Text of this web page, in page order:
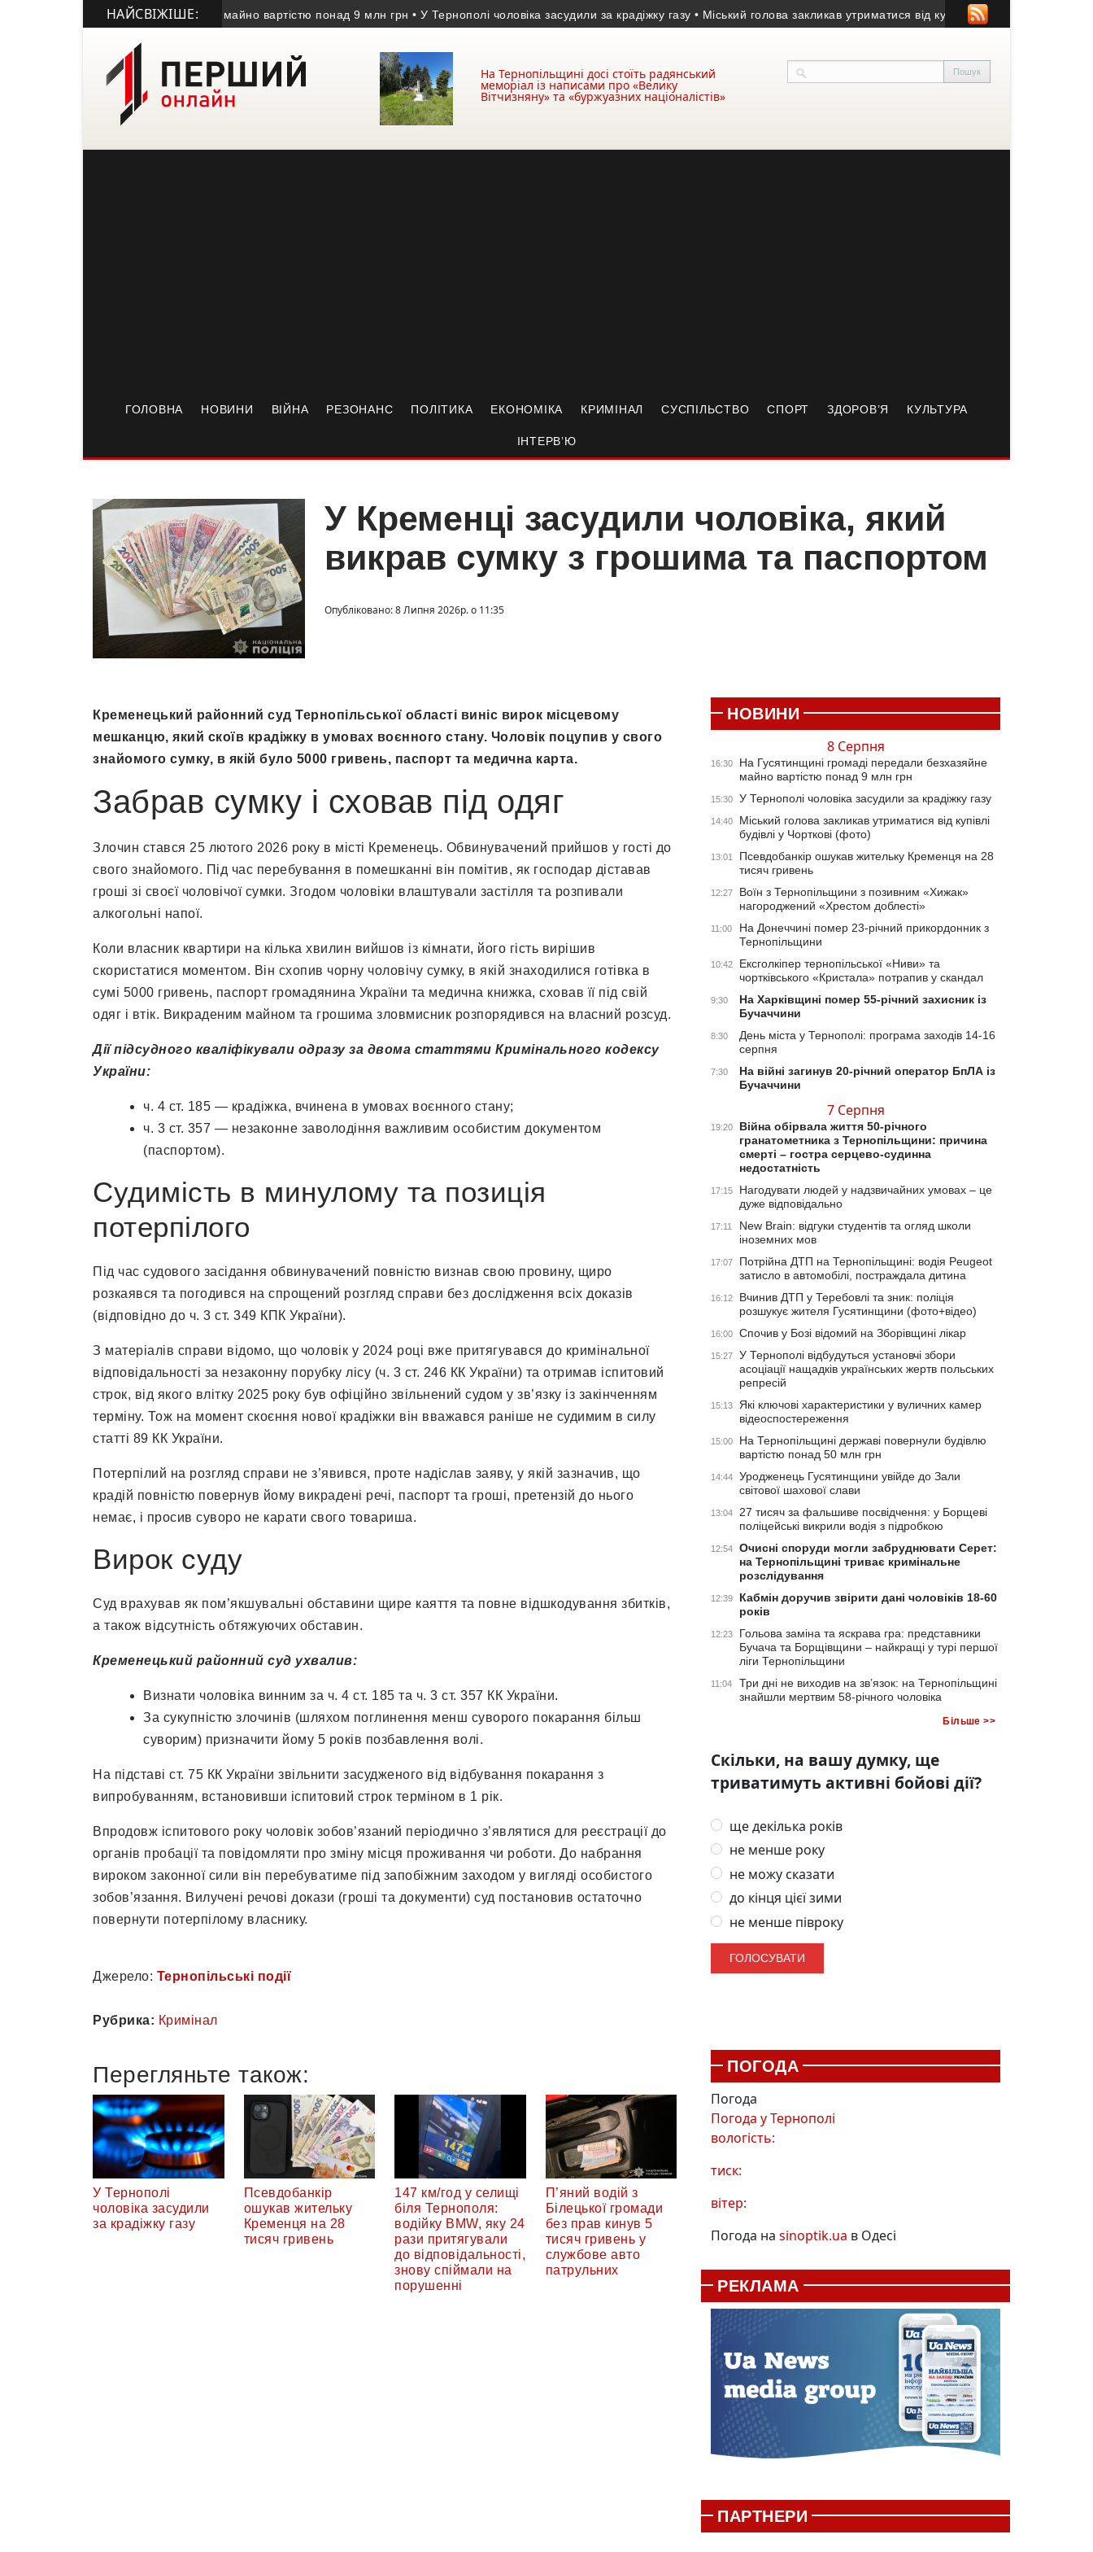
НАЙСВІЖІШЕ:
громаді передали безхазяйне майно вартістю понад 9 млн грн • У Тернополі чоловіка засудили за крадіжку газу • Міський голова закликав утриматися від купівлі будівлі у Чорткові (фото)
На Тернопільщині досі стоїть радянський
меморіал із написами про «Велику
Вітчизняну» та «буржуазних націоналістів»
ГОЛОВНА НОВИНИ ВІЙНА РЕЗОНАНС ПОЛІТИКА ЕКОНОМІКА КРИМІНАЛ СУСПІЛЬСТВО СПОРТ ЗДОРОВ’Я КУЛЬТУРА
ІНТЕРВ’Ю
У Кременці засудили чоловіка, який
викрав сумку з грошима та паспортом
Опубліковано: 8 Липня 2026р. о 11:35
Кременецький районний суд Тернопільської області виніс вирок місцевому
мешканцю, який скоїв крадіжку в умовах воєнного стану. Чоловік поцупив у свого
знайомого сумку, в якій було 5000 гривень, паспорт та медична карта.
Забрав сумку і сховав під одяг
Злочин стався 25 лютого 2026 року в місті Кременець. Обвинувачений прийшов у гості до
свого знайомого. Під час перебування в помешканні він помітив, як господар діставав
гроші зі своєї чоловічої сумки. Згодом чоловіки влаштували застілля та розпивали
алкогольні напої.
Коли власник квартири на кілька хвилин вийшов із кімнати, його гість вирішив
скористатися моментом. Він схопив чорну чоловічу сумку, в якій знаходилися готівка в
сумі 5000 гривень, паспорт громадянина України та медична книжка, сховав її під свій
одяг і втік. Викраденим майном та грошима зловмисник розпорядився на власний розсуд.
Дії підсудного кваліфікували одразу за двома статтями Кримінального кодексу
України:
ч. 4 ст. 185 — крадіжка, вчинена в умовах воєнного стану;
ч. 3 ст. 357 — незаконне заволодіння важливим особистим документом
(паспортом).
Судимість в минулому та позиція
потерпілого
Під час судового засідання обвинувачений повністю визнав свою провину, щиро
розкаявся та погодився на спрощений розгляд справи без дослідження всіх доказів
(відповідно до ч. 3 ст. 349 КПК України).
З матеріалів справи відомо, що чоловік у 2024 році вже притягувався до кримінальної
відповідальності за незаконну порубку лісу (ч. 3 ст. 246 КК України) та отримав іспитовий
строк, від якого влітку 2025 року був офіційно звільнений судом у зв’язку із закінченням
терміну. Тож на момент скоєння нової крадіжки він вважався раніше не судимим в силу
статті 89 КК України.
Потерпілий на розгляд справи не з’явився, проте надіслав заяву, у якій зазначив, що
крадій повністю повернув йому викрадені речі, паспорт та гроші, претензій до нього
немає, і просив суворо не карати свого товариша.
Вирок суду
Суд врахував як пом’якшувальні обставини щире каяття та повне відшкодування збитків,
а також відсутність обтяжуючих обставин.
Кременецький районний суд ухвалив:
Визнати чоловіка винним за ч. 4 ст. 185 та ч. 3 ст. 357 КК України.
За сукупністю злочинів (шляхом поглинення менш суворого покарання більш
суворим) призначити йому 5 років позбавлення волі.
На підставі ст. 75 КК України звільнити засудженого від відбування покарання з
випробуванням, встановивши іспитовий строк терміном в 1 рік.
Впродовж іспитового року чоловік зобов’язаний періодично з’являтися для реєстрації до
органів пробації та повідомляти про зміну місця проживання чи роботи. До набрання
вироком законної сили він перебуватиме під запобіжним заходом у вигляді особистого
зобов’язання. Вилучені речові докази (гроші та документи) суд постановив остаточно
повернути потерпілому власнику.
Джерело: Тернопільські події
Рубрика: Кримінал
Перегляньте також:
У Тернополі
чоловіка засудили
за крадіжку газу
Псевдобанкір
ошукав жительку
Кременця на 28
тисяч гривень
147 км/год у селищі
біля Тернополя:
водійку BMW, яку 24
рази притягували
до відповідальності,
знову спіймали на
порушенні
П’яний водій з
Білецької громади
без прав кинув 5
тисяч гривень у
службове авто
патрульних
НОВИНИ
8 Серпня
16:30
На Гусятинщині громаді передали безхазяйне
майно вартістю понад 9 млн грн
15:30 У Тернополі чоловіка засудили за крадіжку газу
14:40
Міський голова закликав утриматися від купівлі
будівлі у Чорткові (фото)
13:01
Псевдобанкір ошукав жительку Кременця на 28
тисяч гривень
12:27
Воїн з Тернопільщини з позивним «Хижак»
нагороджений «Хрестом доблесті»
11:00
На Донеччині помер 23-річний прикордонник з
Тернопільщини
10:42
Ексголкіпер тернопільської «Ниви» та
чортківського «Кристала» потрапив у скандал
9:30
На Харківщині помер 55-річний захисник із
Бучаччини
8:30
День міста у Тернополі: програма заходів 14-16
серпня
7:30
На війні загинув 20-річний оператор БпЛА із
Бучаччини
7 Серпня
19:20
Війна обірвала життя 50-річного
гранатометника з Тернопільщини: причина
смерті – гостра серцево-судинна
недостатність
17:15
Нагодувати людей у надзвичайних умовах – це
дуже відповідально
17:11
New Brain: відгуки студентів та огляд школи
іноземних мов
17:07
Потрійна ДТП на Тернопільщині: водія Peugeot
затисло в автомобілі, постраждала дитина
16:12
Вчинив ДТП у Теребовлі та зник: поліція
розшукує жителя Гусятинщини (фото+відео)
16:00 Спочив у Бозі відомий на Зборівщині лікар
15:27
У Тернополі відбудуться установчі збори
асоціації нащадків українських жертв польських
репресій
15:13
Які ключові характеристики у вуличних камер
відеоспостереження
15:00
На Тернопільщині державі повернули будівлю
вартістю понад 50 млн грн
14:44
Уродженець Гусятинщини увійде до Зали
світової шахової слави
13:04
27 тисяч за фальшиве посвідчення: у Борщеві
поліцейські викрили водія з підробкою
12:54
Очисні споруди могли забруднювати Серет:
на Тернопільщині триває кримінальне
розслідування
12:39
Кабмін доручив звірити дані чоловіків 18-60
років
12:23
Гольова заміна та яскрава гра: представники
Бучача та Борщівщини – найкращі у турі першої
ліги Тернопільщини
11:04
Три дні не виходив на зв’язок: на Тернопільщині
знайшли мертвим 58-річного чоловіка
Більше >>
Скільки, на вашу думку, ще
триватимуть активні бойові дії?
ще декілька років
не менше року
не можу сказати
до кінця цієї зими
не менше півроку
ПОГОДА
Погода
Погода уТернополі
вологість:
тиск:
вітер:
Погода на sinoptik.ua в Одесі
РЕКЛАМА
ПАРТНЕРИ